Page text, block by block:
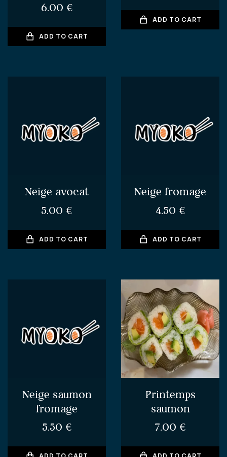
6.00 €
ADD TO CART
ADD TO CART
Neige avocat
5.00 €
ADD TO CART
Neige fromage
4.50 €
ADD TO CART
Neige saumon
fromage
5.50 €
Printemps
saumon
7.00 €